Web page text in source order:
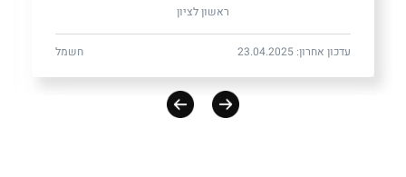
ראשון לציון
עדכון אחרון: 23.04.2025 חשמל